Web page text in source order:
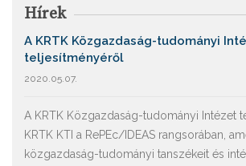
Hírek
A KRTK Közgazdaság-tudományi
teljesítményéről
2020.05.07.
A KRTK Közgazdaság-tudományi Intézet
KRTK KTI a RePEc/IDEAS rangsorában,
közgazdaság-tudományi tanszékeit és